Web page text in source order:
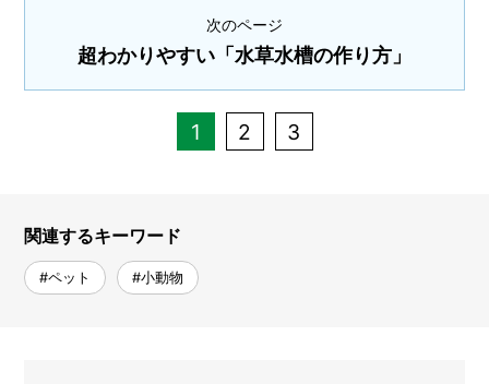
次のページ
超わかりやすい「水草水槽の作り方」
1 2 3
関連するキーワード
#ペット #小動物